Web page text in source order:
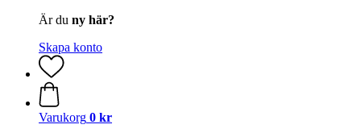
Är du ny här?
Skapa konto
Varukorg 0 kr